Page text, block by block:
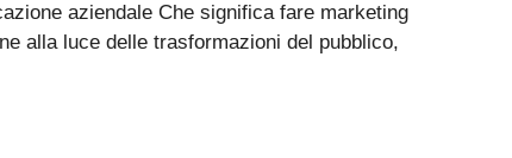
aziendale Che significa fare marketing
alla luce delle trasformazioni del pubblico,